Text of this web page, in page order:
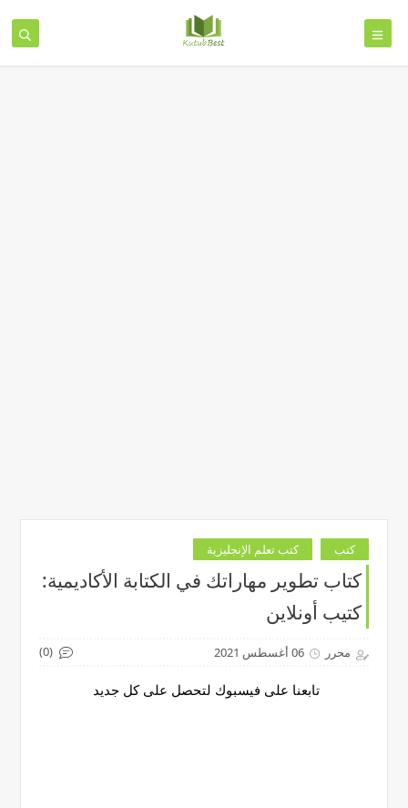
كتب كتب تعلم الإنجليزية
كتاب تطوير مهاراتك في الكتابة الأكاديمية:
كتيب أونلاين
محرر 06 أغسطس 2021 (0)
تابعنا على فيسبوك لتحصل على كل جديد